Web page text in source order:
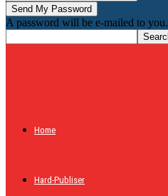
A password will be e-mailed to you.
Home
Hard-Publiser